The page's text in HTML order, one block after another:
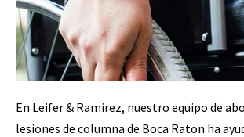
En Leifer & Ramirez, nuestro equipo de
lesiones de columna de Boca Raton ha